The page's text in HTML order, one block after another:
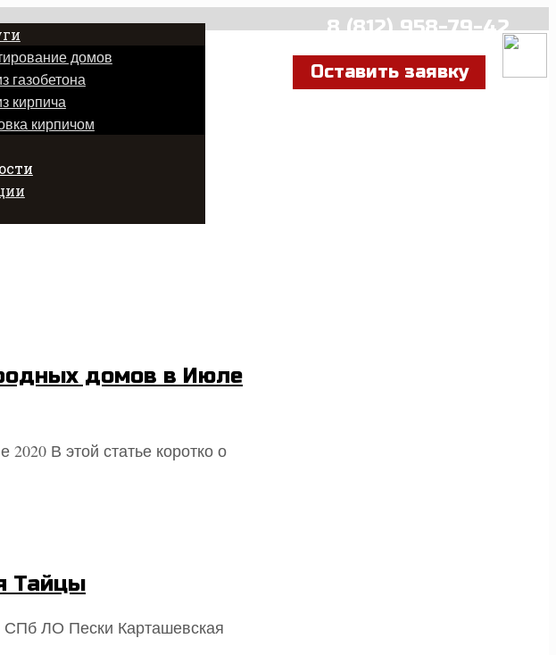
домов
газобетона
кирпича
кирпичом
8 (812) 958-79-42
Оставить заявку
домов в Июле
В этой статье коротко о
Тайцы
ЛО Пески Карташевская